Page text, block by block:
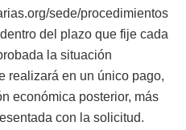
sede/procedimientos
del plazo que fije cada
la situación
realizará en un único pago,
económica posterior, más
con la solicitud.